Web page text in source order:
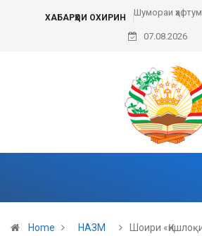
ХАБАРҲОИ ОХИРИН Шумораи
07.08.2026
Home НАЗМ Шоири